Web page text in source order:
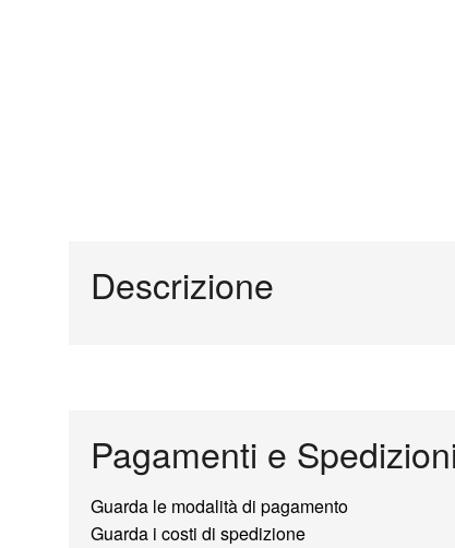
Descrizione
Pagamenti e
Guarda le modalità di pagamento
Guarda i costi di spedizione